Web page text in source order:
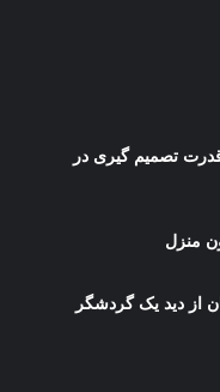
تصمیم گیری در
منزل
از دید یک گردشگر